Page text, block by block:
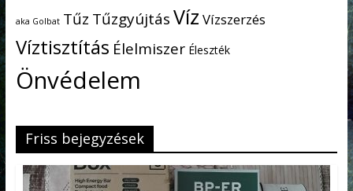
aka Golbat Tűz TűzgyújtásVíz Vízszerzés
Víztisztítás Élelmiszer Éleszték
Önvédelem
Friss bejegyzések